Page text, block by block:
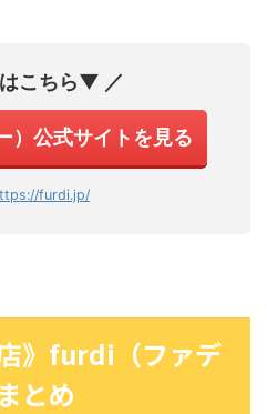
こちら▼ ／
）公式サイトを見る
furdi.jp/
》furdi（ファデ
とめ